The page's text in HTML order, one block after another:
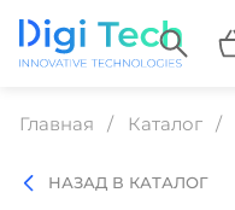
Главная Каталог
НАЗАД В КАТАЛОГ